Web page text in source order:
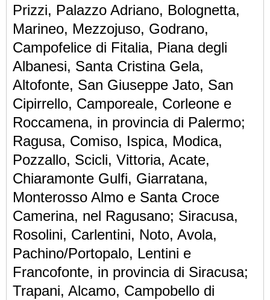
Prizzi, Palazzo Adriano, Bolognetta,
Marineo, Mezzojuso, Godrano,
Campofelice di Fitalia, Piana degli
Albanesi, Santa Cristina Gela,
Altofonte, San Giuseppe Jato, San
Cipirrello, Camporeale, Corleone e
Roccamena, in provincia di Palermo;
Ragusa, Comiso, Ispica, Modica,
Pozzallo, Scicli, Vittoria, Acate,
Chiaramonte Gulfi, Giarratana,
Monterosso Almo e Santa Croce
Camerina, nel Ragusano; Siracusa,
Rosolini, Carlentini, Noto, Avola,
Pachino/Portopalo, Lentini e
Francofonte, in provincia di Siracusa;
Trapani, Alcamo, Campobello di